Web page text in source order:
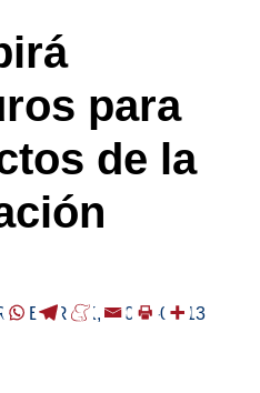
para
de la
,HERRIAK,/2023-06-13